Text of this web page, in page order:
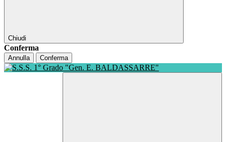
Chiudi
Conferma
Annulla Conferma